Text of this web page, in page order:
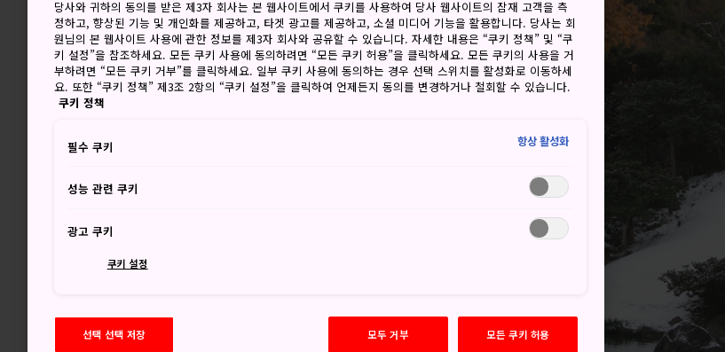
당사와 귀하의 동의를 받은 제3자 회사는 본 웹사이트에서 쿠키를 사용하여 당사 웹사이트의 잠재 고객을 측
정하고, 향상된 기능 및 개인화를 제공하고, 타겟 광고를 제공하고, 소셜 미디어 기능을 활용합니다. 당사는 회
원님의 본 웹사이트 사용에 관한 정보를 제3자 회사와 공유할 수 있습니다. 자세한 내용은 “쿠키 정책” 및 “쿠
키 설정”을 참조하세요. 모든 쿠키 사용에 동의하려면 “모든 쿠키 허용”을 클릭하세요. 모든 쿠키의 사용을 거
부하려면 “모든 쿠키 거부”를 클릭하세요. 일부 쿠키 사용에 동의하는 경우 선택 스위치를 활성화로 이동하세
요. 또한 “쿠키 정책” 제3조 2항의 “쿠키 설정”을 클릭하여 언제든지 동의를 변경하거나 철회할 수 있습니다.
쿠키 정책
필수 쿠키 항상 활성화
성능 관련 쿠키
광고 쿠키
쿠키 설정
선택 선택 저장 모두 거부 모든 쿠키 허용